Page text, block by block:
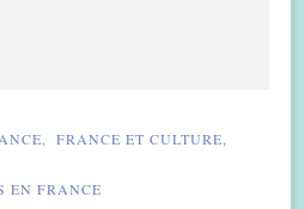
FRANCE ET CULTURE
EN FRANCE